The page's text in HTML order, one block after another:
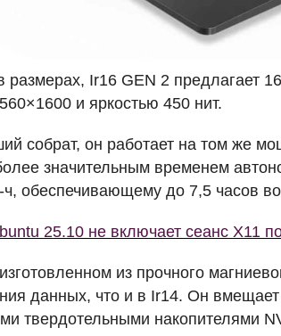
размерах, Ir16 GEN 2 предлагает
и яркостью 450 нит.
собрат, он работает на том же
значительным временем
ч, обеспечивающему до 7,5 часов
25.10 не включает сеанс X11
из прочного
данных, что и в Ir14. Он
твердотельными накопителями